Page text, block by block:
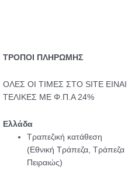
ΤΡΟΠΟΙ ΠΛΗΡΩΜΗΣ
ΟΛΕΣ ΟΙ ΤΙΜΕΣ ΣΤΟ SITE ΕΙΝΑΙ
ΤΕΛΙΚΕΣ ΜΕ Φ.Π.Α 24%
Ελλάδα
Τραπεζική κατάθεση
(Εθνική Τράπεζα, Τράπεζα
Πειραιώς)